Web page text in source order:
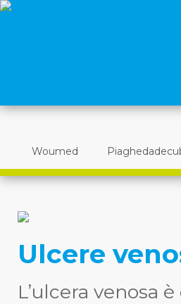
Woumed
Ulcere
L’ulcera venosa